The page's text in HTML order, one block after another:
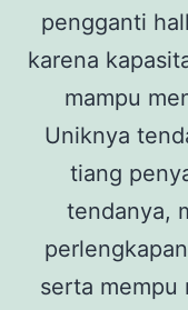
pengganti
karena
mampu
Uniknya
tiang
tendanya,
serta mempu